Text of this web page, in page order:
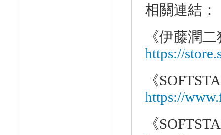
相關連結：
《伊藤潤
https://
《
https://
《